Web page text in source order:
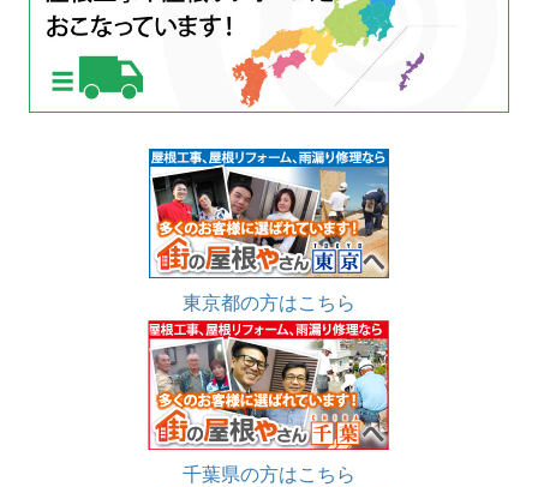
東京都の方はこちら
千葉県の方はこちら